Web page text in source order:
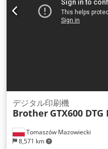
トロール: BROTHER A00 -
RS232 - ワークプローブ装置
軸: LEHMANN sans
Tomaszów Mazowiecki
8,571 km
デジタル印刷機
Brother GTX600 DTG